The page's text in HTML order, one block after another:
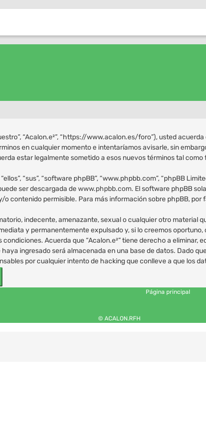
“Acalon.e²”, “https://www.acalon.es/foro”), usted
en cualquier momento e intentaríamos avisarle, sin
estar legalmente sometido a esos nuevos términos tal
“sus”, “software phpBB”, “www.phpbb.com”, “phpBB
ser descargada dewww.phpbb.com. El software phpBB
contenido permisible. Para más información sobre phpBB, por
indecente, amenazante, sexual o cualquier otro material
y permanentemente expulsado y, si lo creemos
Acuerda que “Acalon.e²” tiene derecho a
ingresado será almacenada en una base de datos. Dado
por cualquier intento de hacking que conlleve a que los
Página principal
© ACALON.RFH